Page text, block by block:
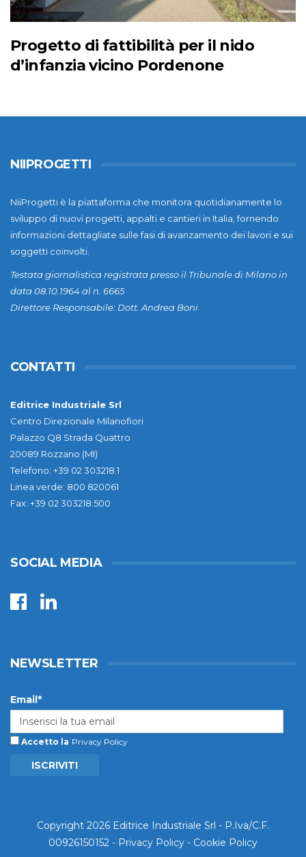
Progetto di fattibilità per il nido
d’infanzia vicino Pordenone
NIIPROGETTI
NiiProgetti è la piattaforma che monitora quotidianamente lo
sviluppo di nuovi progetti, appalti e cantieri in Italia, fornendo
informazioni dettagliate sulle fasi di avanzamento dei lavori e sui
soggetti coinvolti.
Testata giornalistica registrata presso il Tribunale di Milano in
data 08.10.1964 al n. 6665
Direttore Responsabile: Dott. Andrea Boni
CONTATTI
Editrice Industriale Srl
Centro Direzionale Milanofiori
Palazzo Q8 Strada Quattro
20089 Rozzano (MI)
Telefono: +39 02 303218.1
Linea verde: 800 820061
Fax: +39 02 303218.500
SOCIAL MEDIA
NEWSLETTER
Email*
Accetto la Privacy Policy
ISCRIVITI
Copyright 2026 Editrice Industriale Srl - P.Iva/C.F.
00926150152 - Privacy Policy - Cookie Policy